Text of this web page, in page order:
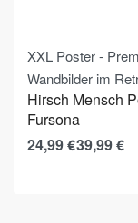
XXL Poster -
Wandbilder im
Hirsch Mensch
Fursona
24,99€39,99€